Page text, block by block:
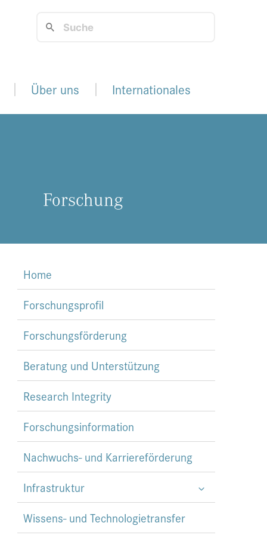
Über uns Internationales
For­schung
Home
Forschungsprofil
Forschungsförderung
Beratung und Unterstützung
Research Integrity
Forschungsinformation
Nachwuchs- und Karriereförderung
Infrastruktur
Wissens- und Technologietransfer